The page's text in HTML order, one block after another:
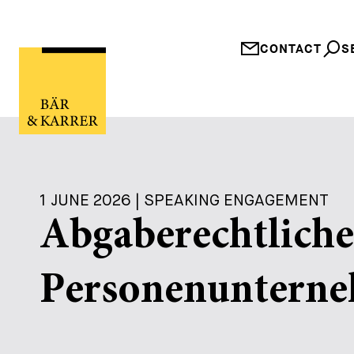
CONTACT
1 JUNE 2026 | SPEAKING ENGAGEMENT